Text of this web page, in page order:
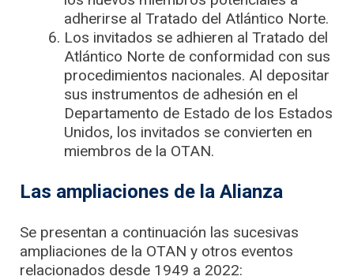
adherirse al Tratado del Atlántico Norte.
Los invitados se adhieren al Tratado del
Atlántico Norte de conformidad con sus
procedimientos nacionales. Al depositar
sus instrumentos de adhesión en el
Departamento de Estado de los Estados
Unidos, los invitados se convierten en
miembros de la OTAN.
Las ampliaciones de la Alianza
Se presentan a continuación las sucesivas
ampliaciones de la OTAN y otros eventos
relacionados desde 1949 a 2022: